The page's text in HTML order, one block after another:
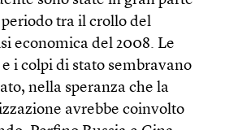
tra il crollo del
economica del 2008. Le
i colpi di stato sembravano
nella speranza che la
avrebbe coinvolto